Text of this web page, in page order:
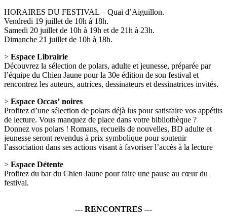
HORAIRES DU FESTIVAL – Quai d’Aiguillon.
Vendredi 19 juillet de 10h à 18h.
Samedi 20 juillet de 10h à 19h et de 21h à 23h.
Dimanche 21 juillet de 10h à 18h.
> Espace Librairie
Découvrez la sélection de polars, adulte et jeunesse, préparée par
l’équipe du Chien Jaune pour la 30e édition de son festival et
rencontrez les auteurs, autrices, dessinateurs et dessinatrices invités.
> Espace Occas’ noires
Profitez d’une sélection de polars déjà lus pour satisfaire vos appétits
de lecture. Vous manquez de place dans votre bibliothèque ?
Donnez vos polars ! Romans, recueils de nouvelles, BD adulte et
jeunesse seront revendus à prix symbolique pour soutenir
l’association dans ses actions visant à favoriser l’accès à la lecture
> Espace Détente
Profitez du bar du Chien Jaune pour faire une pause au cœur du
festival.
--- RENCONTRES ---